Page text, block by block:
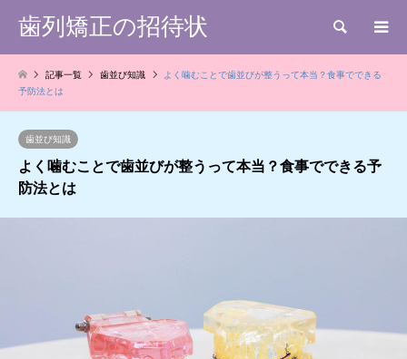
歯列矯正の招待状 検索
記事一覧 歯並び知識
よく噛むことで歯並びが整うって本当？食事でできる
予防法とは
歯並び知識
よく噛むことで歯並びが整うって本当？食事でできる予
防法とは